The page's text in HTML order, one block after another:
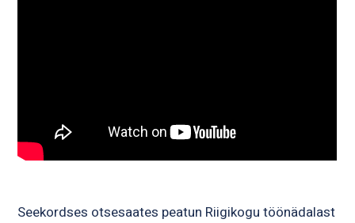
Seekordses otsesaates peatun Riigikogu töönädalast